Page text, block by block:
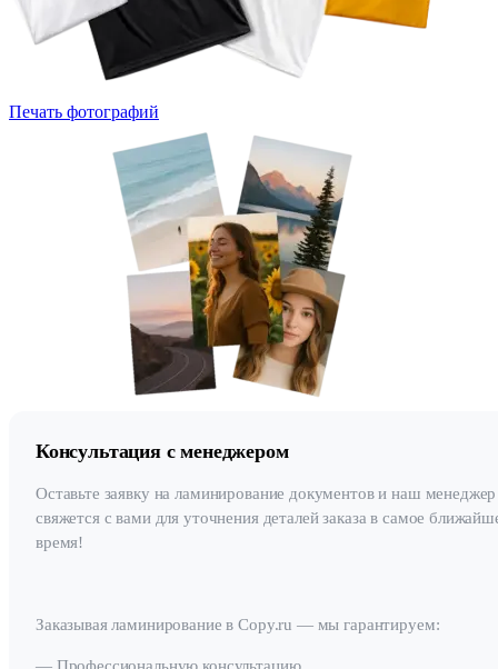
Печать фотографий
Консультация с менеджером
Оставьте заявку на ламинирование документов и наш менеджер
свяжется с вами для уточнения деталей заказа в самое
время!
Заказывая ламинирование в Copy.ru — мы гарантируем: